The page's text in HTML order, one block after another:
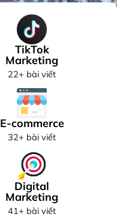
TikTok
Marketing
22+ bài viết
E-commerce
32+ bài viết
Digital
Marketing
41+ bài viết